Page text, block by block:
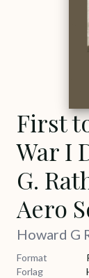
First
War I
G.
Aero
Howard G
Format
Forlag